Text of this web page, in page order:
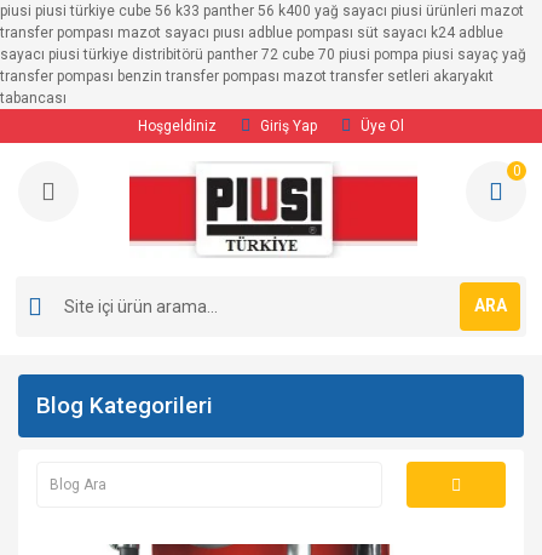
piusi piusi türkiye cube 56 k33 panther 56 k400 yağ sayacı piusi ürünleri mazot
transfer pompası mazot sayacı pıusı adblue pompası süt sayacı k24 adblue
sayacı piusi türkiye distribitörü panther 72 cube 70 piusi pompa piusi sayaç yağ
transfer pompası benzin transfer pompası mazot transfer setleri akaryakıt
tabancası
Hoşgeldiniz
Giriş Yap Üye Ol
ARA
0
Blog Kategorileri
Geri Dön
SAYAÇLAR
Süt Sayaçları
Geri Dön
POMPALAR
Geri Dön
220 Volt Mazot
Geri Dön
220 Volt Benzin
YAĞ POMPALARI
ADBLUE POMPALARI
Geri Dön
220 Volt Adblue
Geri Dön
TRANSFER SETLERİ
220 Volt Mazot Transfer Setleri
Ayaklı Transfer Pompaları